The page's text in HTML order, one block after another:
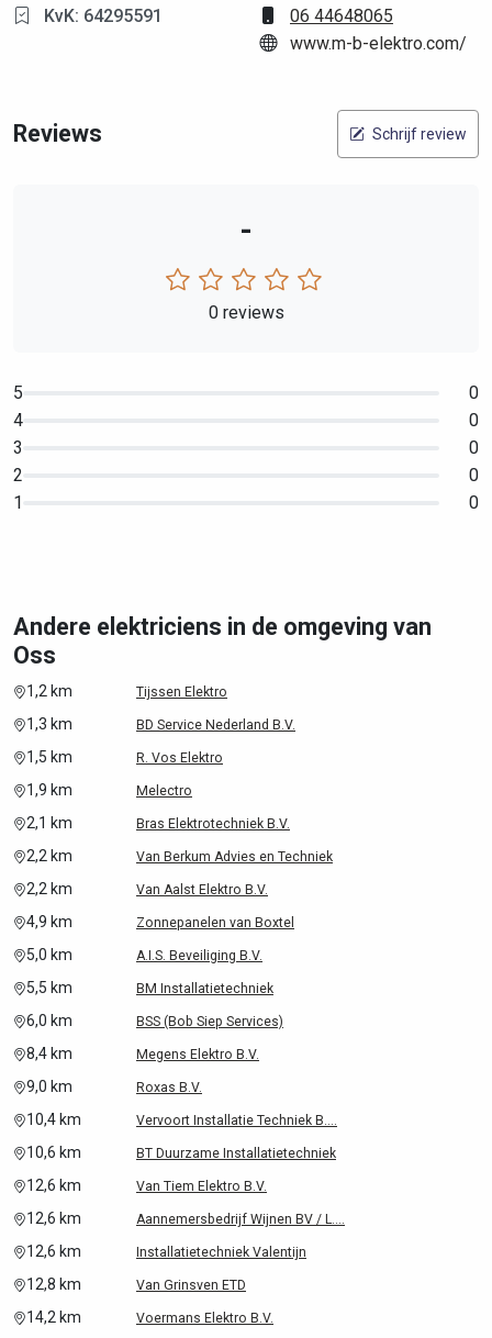
KvK: 64295591
06 44648065
www.m-b-elektro.com/
Reviews Schrijf review
-
0 reviews
5
0
4
0
3
0
2
0
1
0
Andere elektriciens in de omgeving van
Oss
1,2 km Tijssen Elektro
1,3 km BD Service Nederland B.V.
1,5 km R. Vos Elektro
1,9 km Melectro
2,1 km Bras Elektrotechniek B.V.
2,2 km Van Berkum Advies en Techniek
2,2 km Van Aalst Elektro B.V.
4,9 km Zonnepanelen van Boxtel
5,0 km A.I.S. Beveiliging B.V.
5,5 km BM Installatietechniek
6,0 km BSS (Bob Siep Services)
8,4 km Megens Elektro B.V.
9,0 km Roxas B.V.
10,4 km Vervoort Installatie Techniek B....
10,6 km BT Duurzame Installatietechniek
12,6 km Van Tiem Elektro B.V.
12,6 km Aannemersbedrijf Wijnen BV / L....
12,6 km Installatietechniek Valentijn
12,8 km Van Grinsven ETD
14,2 km Voermans Elektro B.V.